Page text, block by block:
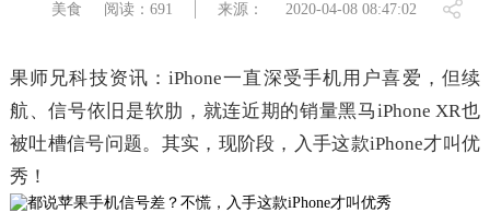
美食 阅读：691 来源： 2020-04-08 08:47:02
果师兄科技资讯：iPhone一直深受手机用户喜爱，但续
航、信号依旧是软肋，就连近期的销量黑马iPhone XR也
被吐槽信号问题。其实，现阶段，入手这款iPhone才叫优
秀！